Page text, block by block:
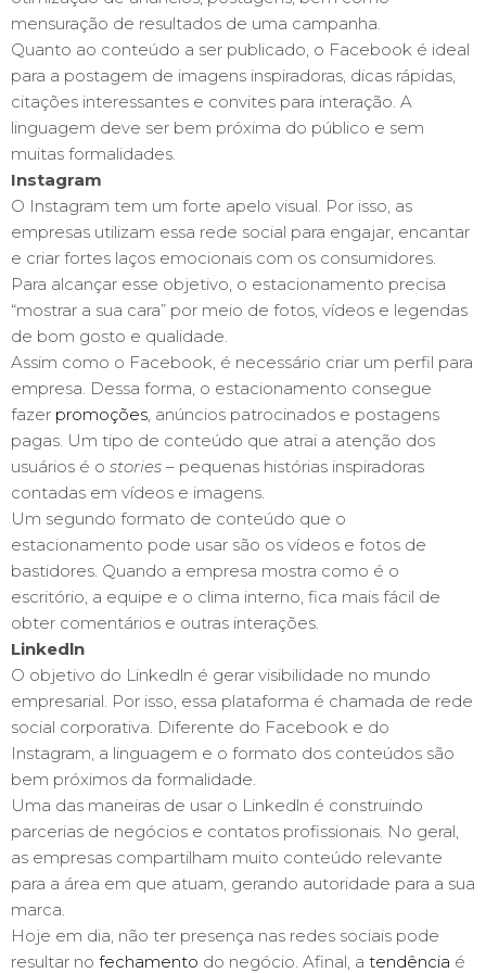
mensuração de resultados de uma campanha.
Quanto ao conteúdo a ser publicado, o Facebook é ideal
para a postagem de imagens inspiradoras, dicas rápidas,
citações interessantes e convites para interação. A
linguagem deve ser bem próxima do público e sem
muitas formalidades.
Instagram
O Instagram tem um forte apelo visual. Por isso, as
empresas utilizam essa rede social para engajar, encantar
e criar fortes laços emocionais com os consumidores.
Para alcançar esse objetivo, o estacionamento precisa
“mostrar a sua cara” por meio de fotos, vídeos e legendas
de bom gosto e qualidade.
Assim como o Facebook, é necessário criar um perfil para
empresa. Dessa forma, o estacionamento consegue
fazer promoções, anúncios patrocinados e postagens
pagas. Um tipo de conteúdo que atrai a atenção dos
usuários é o stories – pequenas histórias inspiradoras
contadas em vídeos e imagens.
Um segundo formato de conteúdo que o
estacionamento pode usar são os vídeos e fotos de
bastidores. Quando a empresa mostra como é o
escritório, a equipe e o clima interno, fica mais fácil de
obter comentários e outras interações.
Linkedln
O objetivo do Linkedln é gerar visibilidade no mundo
empresarial. Por isso, essa plataforma é chamada de rede
social corporativa. Diferente do Facebook e do
Instagram, a linguagem e o formato dos conteúdos são
bem próximos da formalidade.
Uma das maneiras de usar o Linkedln é construindo
parcerias de negócios e contatos profissionais. No geral,
as empresas compartilham muito conteúdo relevante
para a área em que atuam, gerando autoridade para a sua
marca.
Hoje em dia, não ter presença nas redes sociais pode
resultar no fechamento do negócio. Afinal, a tendência é